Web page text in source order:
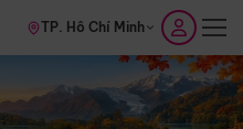
TP. Hồ Chí Minh